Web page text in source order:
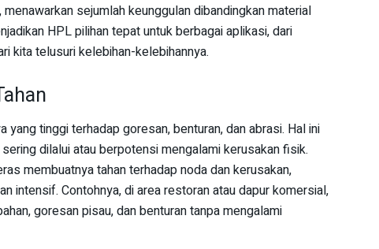
sejumlah keunggulan dibandingkan material
HPL pilihan tepat untuk berbagai aplikasi, dari
kita telusuri kelebihan-kelebihannya.
yang tinggi terhadap goresan, benturan, dan abrasi. Hal ini
dilalui atau berpotensi mengalami kerusakan fisik.
membuatnya tahan terhadap noda dan kerusakan,
intensif. Contohnya, di area restoran atau dapur komersial,
goresan pisau, dan benturan tanpa mengalami